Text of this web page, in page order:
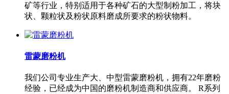
矿等行业，特别适用于各种矿石的大型制粉加工，将块
状、颗粒状及粉状原料磨成所要求的粉状物料。
雷蒙磨粉机
我们公司专业生产大、中型雷蒙磨粉机，拥有22年磨粉
经验，已经成为中国的磨粉机制造商和供应商。 R系列